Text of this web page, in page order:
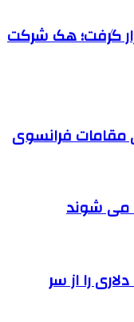
گرفت؛ هک شرکت
مقامات فرانسوی
می شوند
۸ میلیارد دلاری را از سر